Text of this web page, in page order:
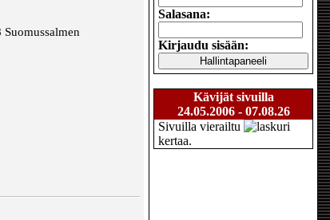
Salasana:
Kirjaudu sisään:
Kävijät sivuilla
24.05.2006 - 07.08.26
Sivuilla vierailtu
kertaa.